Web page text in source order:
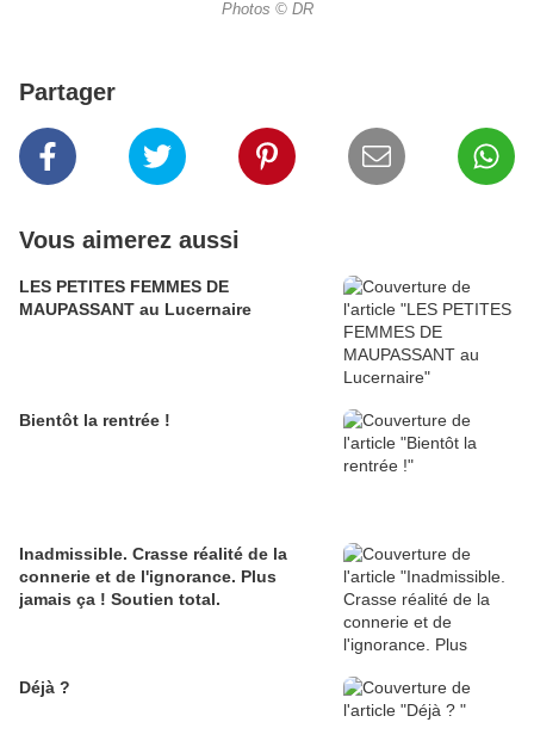
Photos © DR
Partager
Vous aimerez aussi
LES PETITES FEMMES DE
MAUPASSANT au Lucernaire
Bientôt la rentrée !
Inadmissible. Crasse réalité de la
connerie et de l'ignorance. Plus
jamais ça ! Soutien total.
Déjà ?